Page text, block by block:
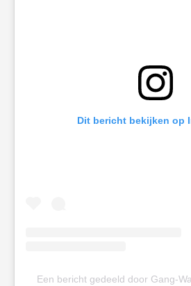
Dit bericht bekijken op
Een bericht gedeeld door Gang-